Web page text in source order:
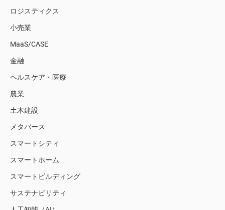
ロジスティクス
小売業
MaaS/CASE
金融
ヘルスケア・医療
農業
土木建設
メタバース
スマートシティ
スマートホーム
スマートビルディング
サステナビリティ